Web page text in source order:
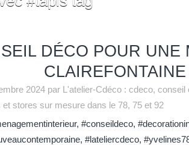
DÉCO POUR UNE
CLAIREFONTAINE
2024 par L'atelier-Cdéco : cdeco, conseil
et stores sur mesure dans le 78, 75 et 92
, #conseildeco,
, #lateliercdeco,